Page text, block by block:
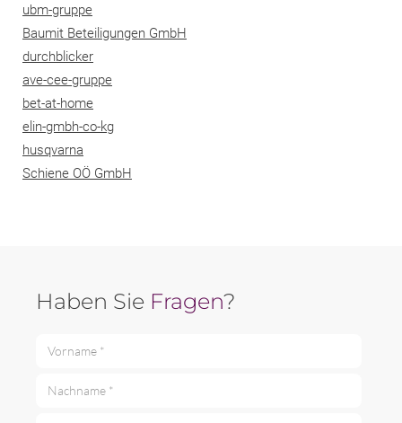
ubm-gruppe
Baumit Beteiligungen GmbH
durchblicker
ave-cee-gruppe
bet-at-home
elin-gmbh-co-kg
husqvarna
Schiene OÖ GmbH
Haben Sie Fragen?